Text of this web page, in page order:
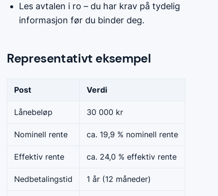
Les avtalen i ro – du har krav på tydelig
informasjon før du binder deg.
Representativt eksempel
Post Verdi
Lånebeløp 30 000 kr
Nominell rente ca. 19,9 % nominell rente
Effektiv rente ca. 24,0 % effektiv rente
Nedbetalingstid 1 år (12 måneder)